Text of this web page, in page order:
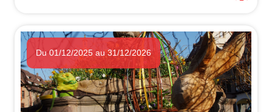
Du 01/12/2025 au 31/12/2026